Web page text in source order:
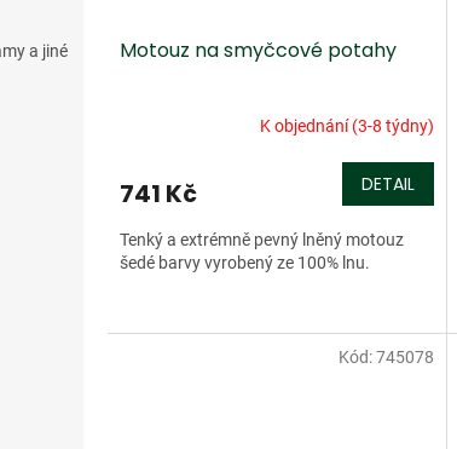
a jiné
Motouz na smyčcové potahy
K objednání (3-8 týdny)
741 Kč DETAIL
Tenký a extrémně pevný lněný motouz
šedé barvy vyrobený ze 100% lnu.
Kód:745078